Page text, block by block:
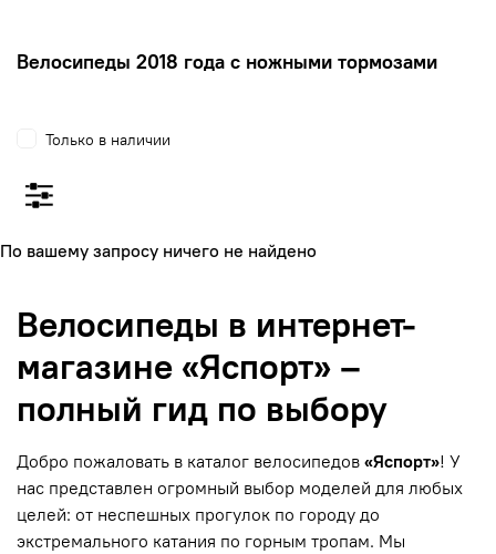
Велосипеды 2018 года с ножными тормозами
По вашему запросу ничего не найдено
Велосипеды в интернет-
магазине «Яспорт» –
полный гид по выбору
Добро пожаловать в каталог велосипедов «Яспорт»! У
нас представлен огромный выбор моделей для любых
целей: от неспешных прогулок по городу до
экстремального катания по горным тропам. Мы
Только в наличии